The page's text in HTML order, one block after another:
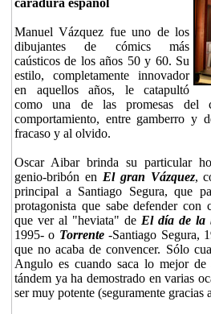
caradura español
Manuel Vázquez fue uno de los
dibujantes de cómics más
caústicos de los años 50 y 60. Su
estilo, completamente innovador
en aquellos años, le catapultó
como una de las promesas del
comportamiento, entre gamberro y
fracaso y al olvido.
Oscar Aibar brinda su particular
genio-bribón en El gran Vázquez,
principal a Santiago Segura, que
protagonista que sabe defender con
que ver al "heviata" de El día de la
1995- o Torrente-Santiago Segura,
que no acaba de convencer. Sólo
Angulo es cuando saca lo mejor
tándem ya ha demostrado en varias
ser muy potente (seguramente gracias